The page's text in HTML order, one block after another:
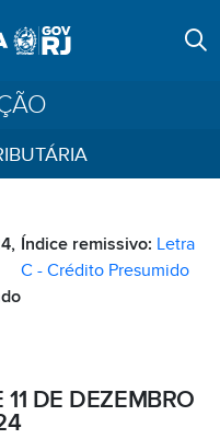
Índice remissivo: Letra
C - Crédito Presumido
DE DEZEMBRO